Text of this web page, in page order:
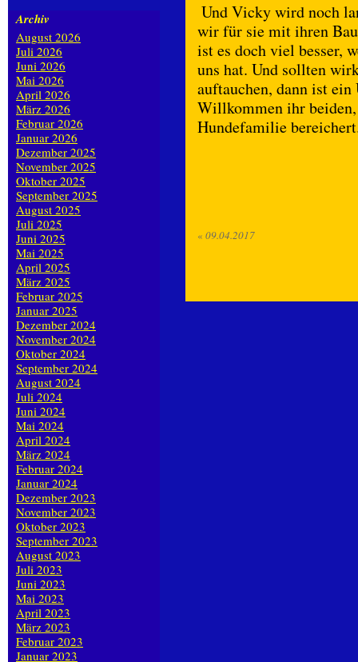
Und Vicky wird noch
wir für sie mit ihren
ist es doch viel besser,
uns hat. Und sollten
auftauchen, dann ist
Willkommen ihr
Hundefamilie
« 09.04.2017
Archiv
August 2026
Juli 2026
Juni 2026
Mai 2026
April 2026
März 2026
Februar 2026
Januar 2026
Dezember 2025
November 2025
Oktober 2025
September 2025
August 2025
Juli 2025
Juni 2025
Mai 2025
April 2025
März 2025
Februar 2025
Januar 2025
Dezember 2024
November 2024
Oktober 2024
September 2024
August 2024
Juli 2024
Juni 2024
Mai 2024
April 2024
März 2024
Februar 2024
Januar 2024
Dezember 2023
November 2023
Oktober 2023
September 2023
August 2023
Juli 2023
Juni 2023
Mai 2023
April 2023
März 2023
Februar 2023
Januar 2023